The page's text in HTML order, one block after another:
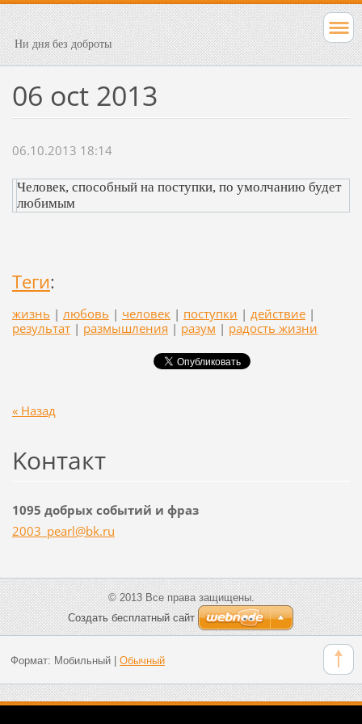
Ни дня без доброты
06 oct 2013
06.10.2013 18:14
Человек, способный на поступки, по умолчанию будет
любимым
Теги:
жизнь | любовь | человек | поступки | действие |
результат | размышления | разум | радость жизни
« Назад
Koнтакт
1095 добрых событий и фраз
2003_pearl@bk.ru
© 2013 Все права защищены.
Создать бесплатный сайт
Формат: Мобильный| Обычный